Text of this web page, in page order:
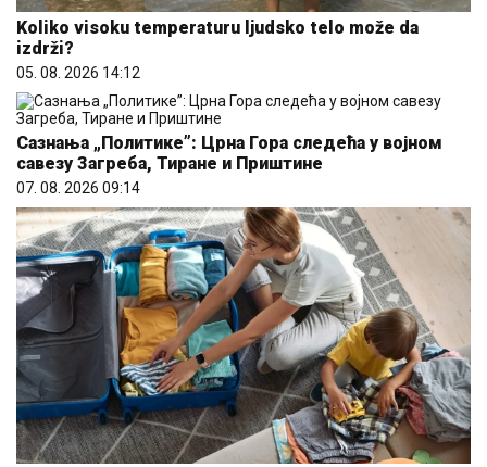
Koliko visoku temperaturu ljudsko telo može da
izdrži?
05. 08. 2026 14:12
Сазнања „Политике”: Црна Гора следећа у војном
савезу Загреба, Тиране и Приштине
07. 08. 2026 09:14